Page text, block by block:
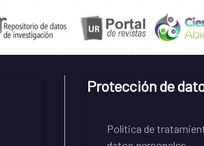
Protección de
Política de